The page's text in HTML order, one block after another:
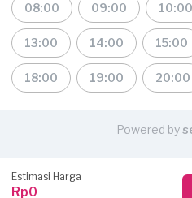
08:00 09:00 10:00
13:00 14:00 15:00
18:00 19:00 20:00
Powered by
Estimasi Harga
Rp0